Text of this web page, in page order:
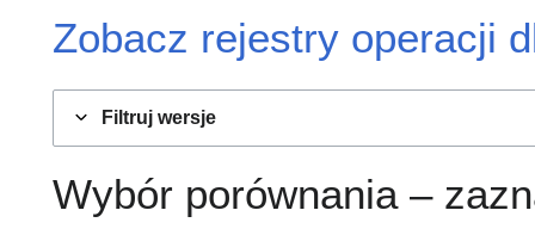
Zobacz rejestry operacji
Filtruj wersje
Wybór porównania –